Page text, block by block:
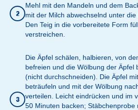
2
Mehl mit den Mandeln und dem
mit der Milch abwechselnd unter die
Den Teig in die vorbereitete Form
verstreichen.
3
Die Äpfel schälen, halbieren, von
befreien und die Wölbung der Äpfel
(nicht durchschneiden). Die Äpfel
beträufeln und mit der Wölbung
verteilen. Leicht eindrücken und im
50 Minuten backen; Stäbchenprobe